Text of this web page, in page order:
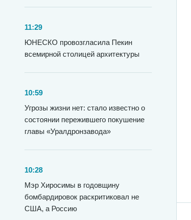
11:29
ЮНЕСКО провозгласила Пекин
всемирной столицей архитектуры
10:59
Угрозы жизни нет: стало известно о
состоянии пережившего покушение
главы «Уралдронзавода»
10:28
Мэр Хиросимы в годовщину
бомбардировок раскритиковал не
США, а Россию